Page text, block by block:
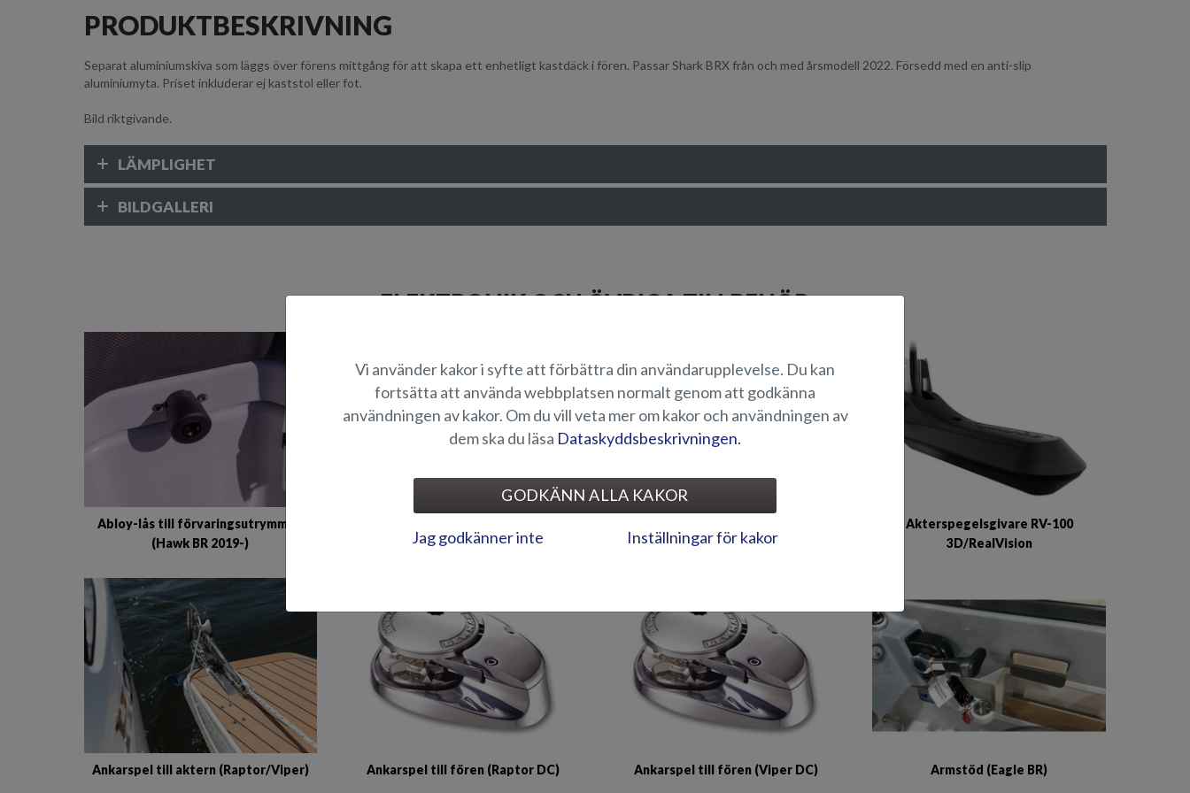
PRODUKTBESKRIVNING
Separat aluminiumskiva som läggs över förens mittgång för att skapa ett enhetligt kastdäck i fören. Passar Shark BRX från och med årsmodell 2022. Försedd med en anti-slip
aluminiumyta. Priset inkluderar ej kaststol eller fot.
Bild riktgivande.
LÄMPLIGHET
BILDGALLERI
ELEKTRONIK OCH ÖVRIGA TILLBEHÖR
Abloy-lås till förvaringsutrymmen
(Hawk BR 2019-)
Akterspegelsgivare RV-100
3D/RealVision
Ankarspel till aktern (Raptor/Viper) Ankarspel till fören (Raptor DC) Ankarspel till fören (Viper DC) Armstöd (Eagle BR)
Vi använder kakor i syfte att förbättra din användarupplevelse. Du kan
fortsätta att använda webbplatsen normalt genom att godkänna
användningen av kakor. Om du vill veta mer om kakor och användningen av
dem ska du läsa Dataskyddsbeskrivningen.
GODKÄNN ALLA KAKOR
Jag godkänner inte Inställningar för kakor